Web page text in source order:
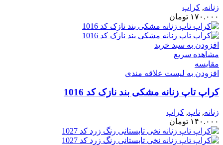
زنانه, کراپ
۱۷۰.۰۰۰ تومان
افزودن به سبد خرید
مشاهده سریع
مقایسه
افزودن به لیست علاقه مندی
کراپ تاپ زنانه مشکی بند نازک کد 1016
زنانه, تاپ, کراپ
۱۴۰.۰۰۰ تومان